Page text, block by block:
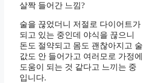
살짝 들어간 느낌?
술을 끊었더니 저절로 다이어트가
되고 있는 중인데 야식을 끊으니
돈도 절약되고 몸도 괜찮아지고 술
값도 안 들어가고 여러모로 가정에
도움이 되는 것 같다고 느끼는 중
입니다.